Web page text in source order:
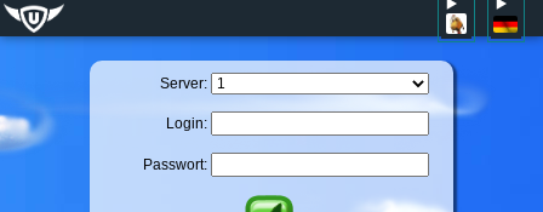
Server:
Login:
Passwort: